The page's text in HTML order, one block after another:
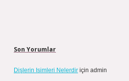
Son Yorumlar
Dişlerin Isimleri Nelerdir için admin